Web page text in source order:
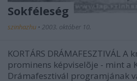
Sokféleség
szinhazhu • 2003. október 10.
KORTÁRS DRÁMAFESZTIVÁL
prominens képviselõje - mint a
Drámafesztivál programjának